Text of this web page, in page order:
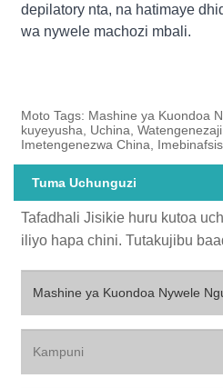
depilatory nta, na hatimaye
wa nywele machozi mbali.
Moto Tags: Mashine ya Kuondoa
kuyeyusha, Uchina,
Imetengenezwa China,
Tuma Uchunguzi
Tafadhali Jisikie huru kutoa
iliyo hapa chini. Tutakujibu